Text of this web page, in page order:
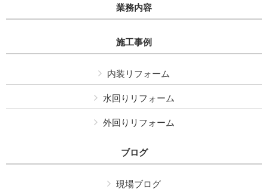
業務内容
施工事例
内装リフォーム
水回りリフォーム
外回りリフォーム
ブログ
現場ブログ